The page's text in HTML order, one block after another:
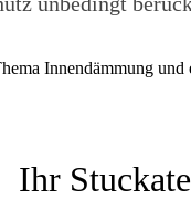
Innendämmung
Ihr